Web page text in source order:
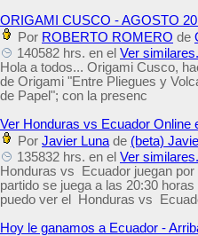
ORIGAMI CUSCO - AGOSTO
Por ROBERTO ROMERO de
140582 hrs. en el Ver
Hola a todos... Origami Cusco,
de Origami "Entre Pliegues y
de Papel"; con la presenc
Ver Honduras vs Ecuador
Por Javier Luna de (beta)
135832 hrs. en el Ver
Honduras vs Ecuador juegan
partido se juega a las 20:30
puedo ver el Honduras vs
Hoy le ganamos a Ecuador -